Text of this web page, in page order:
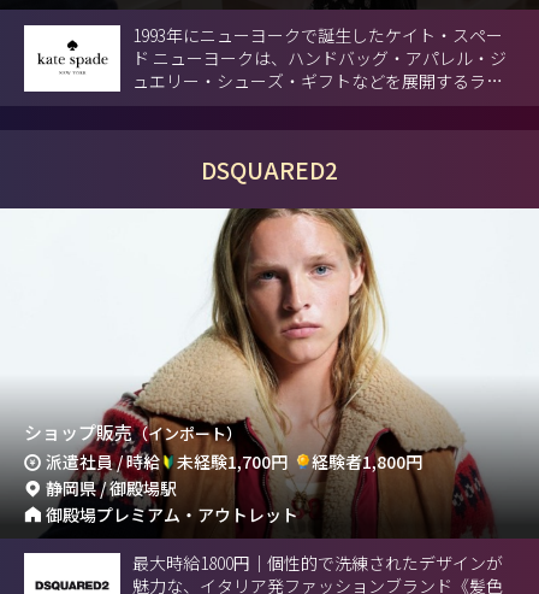
1993年にニューヨークで誕生したケイト・スペー
ド ニューヨークは、ハンドバッグ・アパレル・ジ
ュエリー・シューズ・ギフトなどを展開するライ
フスタイルブランドです。
DSQUARED2
ショップ販売（インポート）
派遣社員 / 時給 未経験1,700円
経験者1,800円
静岡県 / 御殿場駅
御殿場プレミアム・アウトレット
最大時給1800円｜個性的で洗練されたデザインが
魅力な、イタリア発ファッションブランド《髪色